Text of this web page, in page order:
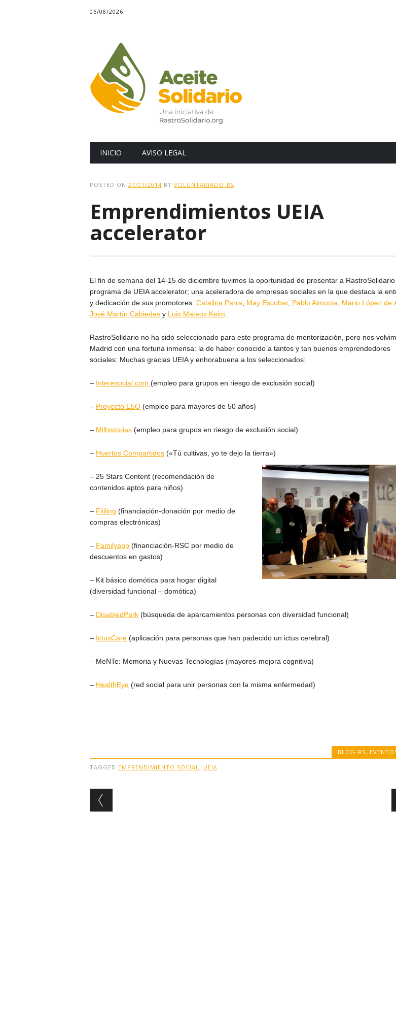
06/08/2026
Main menu
INICIO AVISO LEGAL
POSTED ON 27/01/2014 BY VOLUNTARIADO_RS
Emprendimientos UEIA
accelerator
El fin de semana del 14-15 de diciembre tuvimos la oportunidad de presentar a
programa de UEIA accelerator; una aceleradora de empresas sociales en la que destaca la
y dedicación de sus promotores: Catalina Parra May Escobar, Pablo Almunia Mario López de
José Martín Cabiedesy Luis Mateos Keim
RastroSolidario no ha sido seleccionado para este programa de mentorización, pero nos
Madrid con una fortuna inmensa: la de haber conocido a tantos y tan buenos emprendedores
sociales: Muchas gracias UEIA y enhorabuena a los seleccionados:
– Interesocial.com (empleo para grupos en riesgo de exclusión social)
– Proyecto E5O(empleo para mayores de 50 años)
– Milhistorias(empleo para grupos en riesgo de exclusión social)
– Huertos Compartidos(«Tú cultivas, yo te dejo la tierra»)
– 25 Stars Content (recomendación de
contenidos aptos para niños)
– Fiiiling (financiación-donación por medio de
compras electrónicas)
– Familyapp(financiación-RSC por medio de
descuentos en gastos)
– Kit básico domótica para hogar digital
(diversidad funcional – domótica)
– DisabledPark(búsqueda de aparcamientos personas con diversidad funcional)
– IctusCare(aplicación para personas que han padecido un ictus cerebral)
– MeNTe: Memoria y Nuevas Tecnologías (mayores-mejora cognitiva)
– HealthEye(red social para unir personas con la misma enfermedad)
BLOG-RS,
TAGGED EMPRENDIMIENTO SOCIAL, UEIA
Post navigation